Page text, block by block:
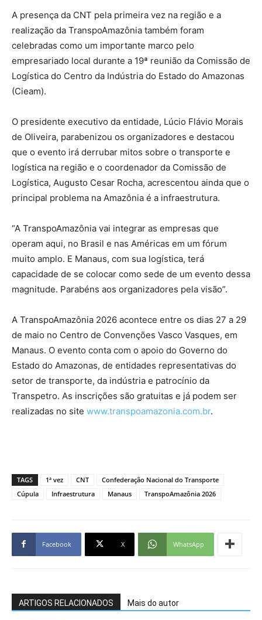
A presença da CNT pela primeira vez na região e a
realização da TranspoAmazônia também foram
celebradas como um importante marco pelo
empresariado local durante a 19ª reunião da Comissão de
Logística do Centro da Indústria do Estado do Amazonas
(Cieam).
O presidente executivo da entidade, Lúcio Flávio Morais
de Oliveira, parabenizou os organizadores e destacou
que o evento irá derrubar mitos sobre o transporte e
logística na região e o coordenador da Comissão de
Logística, Augusto Cesar Rocha, acrescentou ainda que o
principal problema na Amazônia é a infraestrutura.
“A TranspoAmazônia vai integrar as empresas que
operam aqui, no Brasil e nas Américas em um fórum
muito amplo. E Manaus, com sua logística, terá
capacidade de se colocar como sede de um evento dessa
magnitude. Parabéns aos organizadores pela visão”.
A TranspoAmazônia 2026 acontece entre os dias 27 a 29
de maio no Centro de Convenções Vasco Vasques, em
Manaus. O evento conta com o apoio do Governo do
Estado do Amazonas, de entidades representativas do
setor de transporte, da indústria e patrocínio da
Transpetro. As inscrições são gratuitas e já podem ser
realizadas no site www.transpoamazonia.com.br.
TAGS 1ª vez CNT
Confederação Nacional do Transporte
Cúpula
Infraestrutura Manaus TranspoAmazônia 2026
Facebook X WhatsApp
ARTIGOS RELACIONADOS Mais do autor